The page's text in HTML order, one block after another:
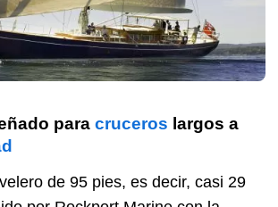
para cruceros largos a
de 95 pies, es decir, casi 29